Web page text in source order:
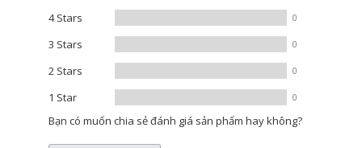
4 Stars 0
3 Stars 0
2 Stars 0
1 Star 0
Bạn có muốn chia sẻ đánh giá sản phẩm hay không?